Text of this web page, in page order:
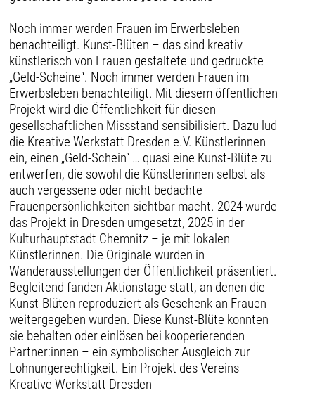
Noch immer werden Frauen im Erwerbsleben
benachteiligt. Kunst-Blüten – das sind kreativ
künstlerisch von Frauen gestaltete und gedruckte
„Geld-Scheine“. Noch immer werden Frauen im
Erwerbsleben benachteiligt. Mit diesem öffentlichen
Projekt wird die Öffentlichkeit für diesen
gesellschaftlichen Missstand sensibilisiert. Dazu lud
die Kreative Werkstatt Dresden e.V. Künstlerinnen
ein, einen „Geld-Schein“ … quasi eine Kunst-Blüte zu
entwerfen, die sowohl die Künstlerinnen selbst als
auch vergessene oder nicht bedachte
Frauenpersönlichkeiten sichtbar macht. 2024 wurde
das Projekt in Dresden umgesetzt, 2025 in der
Kulturhauptstadt Chemnitz – je mit lokalen
Künstlerinnen. Die Originale wurden in
Wanderausstellungen der Öffentlichkeit präsentiert.
Begleitend fanden Aktionstage statt, an denen die
Kunst-Blüten reproduziert als Geschenk an Frauen
weitergegeben wurden. Diese Kunst-Blüte konnten
sie behalten oder einlösen bei kooperierenden
Partner:innen – ein symbolischer Ausgleich zur
Lohnungerechtigkeit. Ein Projekt des Vereins
Kreative Werkstatt Dresden